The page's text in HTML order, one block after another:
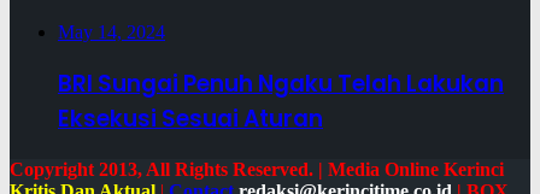
May 14, 2024
BRI Sungai Penuh Ngaku Telah Lakukan
Eksekusi Sesuai Aturan
Copyright 2013, All Rights Reserved. | Media Online Kerinci